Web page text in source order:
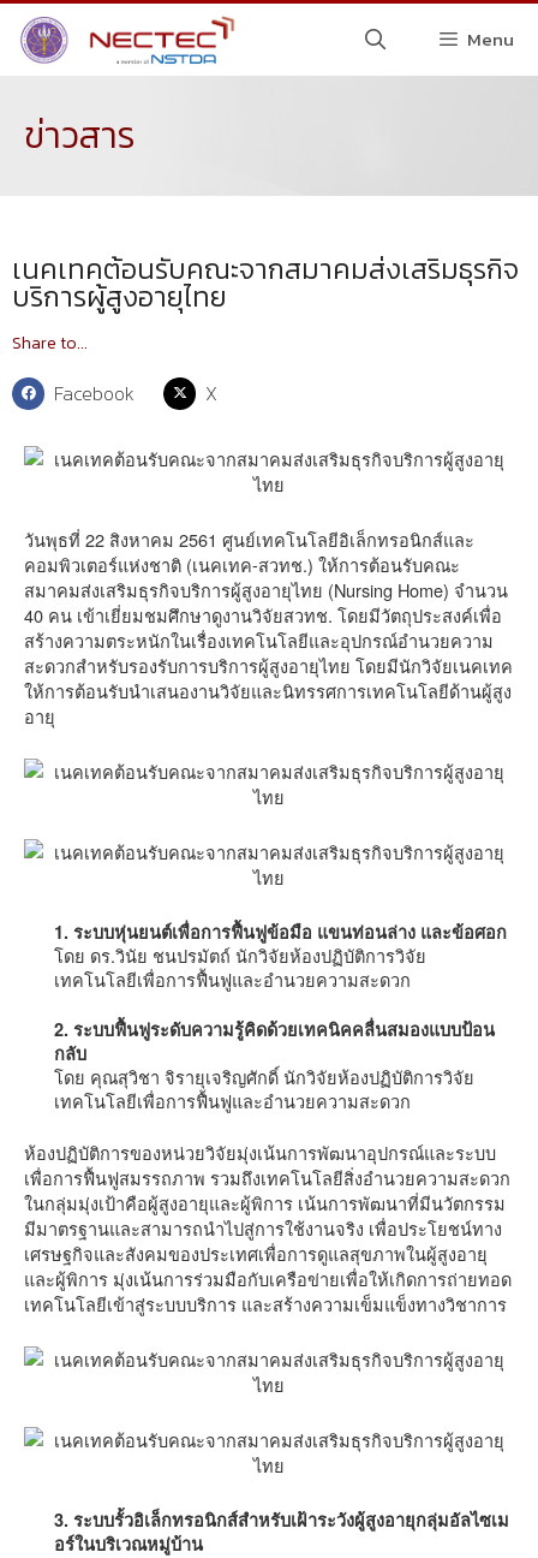
Menu
ข่าวสาร
เนคเทคต้อนรับคณะจากสมาคมส่งเสริมธุรกิจ
บริการผู้สูงอายุไทย
Share to...
Facebook X
วันพุธที่ 22 สิงหาคม 2561 ศูนย์เทคโนโลยีอิเล็กทรอนิกส์และ
คอมพิวเตอร์แห่งชาติ (เนคเทค-สวทช.) ให้การต้อนรับคณะ
สมาคมส่งเสริมธุรกิจบริการผู้สูงอายุไทย (Nursing Home) จำนวน
40 คน เข้าเยี่ยมชมศึกษาดูงานวิจัยสวทช. โดยมีวัตถุประสงค์เพื่อ
สร้างความตระหนักในเรื่องเทคโนโลยีและอุปกรณ์อำนวยความ
สะดวกสำหรับรองรับการบริการผู้สูงอายุไทย โดยมีนักวิจัยเนคเทค
ให้การต้อนรับนำเสนองานวิจัยและนิทรรศการเทคโนโลยีด้านผู้สูง
อายุ
1. ระบบหุ่นยนต์เพื่อการฟื้นฟูข้อมือ แขนท่อนล่าง และข้อศอก
โดย ดร.วินัย ชนปรมัตถ์ นักวิจัยห้องปฏิบัติการวิจัย
เทคโนโลยีเพื่อการฟื้นฟูและอำนวยความสะดวก
2. ระบบฟื้นฟูระดับความรู้คิดด้วยเทคนิคคลื่นสมองแบบป้อน
กลับ
โดย คุณสุวิชา จิรายุเจริญศักดิ์ นักวิจัยห้องปฏิบัติการวิจัย
เทคโนโลยีเพื่อการฟื้นฟูและอำนวยความสะดวก
ห้องปฏิบัติการของหน่วยวิจัยมุ่งเน้นการพัฒนาอุปกรณ์และระบบ
เพื่อการฟื้นฟูสมรรถภาพ รวมถึงเทคโนโลยีสิ่งอำนวยความสะดวก
ในกลุ่มมุ่งเป้าคือผู้สูงอายุและผู้พิการ เน้นการพัฒนาที่มีนวัตกรรม
มีมาตรฐานและสามารถนำไปสู่การใช้งานจริง เพื่อประโยชน์ทาง
เศรษฐกิจและสังคมของประเทศเพื่อการดูแลสุขภาพในผู้สูงอายุ
และผู้พิการ มุ่งเน้นการร่วมมือกับเครือข่ายเพื่อให้เกิดการถ่ายทอด
เทคโนโลยีเข้าสู่ระบบบริการ และสร้างความเข็มแข็งทางวิชาการ
3. ระบบรั้วอิเล็กทรอนิกส์สำหรับเฝ้าระวังผู้สูงอายุกลุ่มอัลไซเม
อร์ในบริเวณหมู่บ้าน